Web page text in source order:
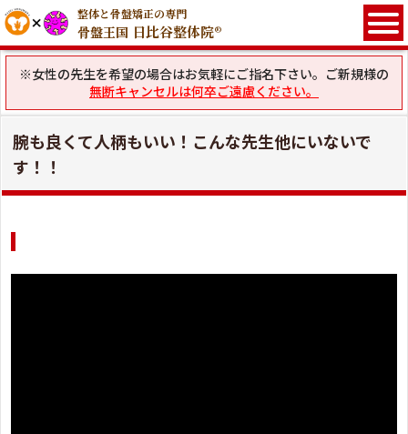
整体と骨盤矯正の専門
骨盤王国 日比谷整体院®
※女性の先生を希望の場合はお気軽にご指名下さい。ご新規様の
無断キャンセルは何卒ご遠慮ください。
腕も良くて人柄もいい！こんな先生他にいないで
す！！